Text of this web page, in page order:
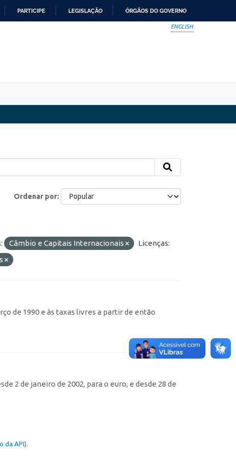
PARTICIPE LEGISLAÇÃO ÓRGÃOS DO GOVERNO
ENGLISH
Ordenar por
Câmbio e Capitais Internacionais
Licenças:
de 1990 e às taxas livres a partir de então
2 de janeiro de 2002, para o euro, e desde 28 de
da API).